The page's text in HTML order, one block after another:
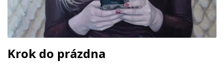
Krok do prázdna